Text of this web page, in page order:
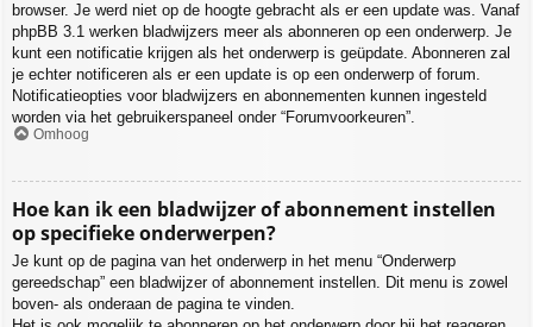
browser. Je werd niet op de hoogte gebracht als er een update was. Vanaf
phpBB 3.1 werken bladwijzers meer als abonneren op een onderwerp. Je
kunt een notificatie krijgen als het onderwerp is geüpdate. Abonneren zal
je echter notificeren als er een update is op een onderwerp of forum.
Notificatieopties voor bladwijzers en abonnementen kunnen ingesteld
worden via het gebruikerspaneel onder “Forumvoorkeuren”.
Omhoog
Hoe kan ik een bladwijzer of abonnement instellen
op specifieke onderwerpen?
Je kunt op de pagina van het onderwerp in het menu “Onderwerp
gereedschap” een bladwijzer of abonnement instellen. Dit menu is zowel
boven- als onderaan de pagina te vinden.